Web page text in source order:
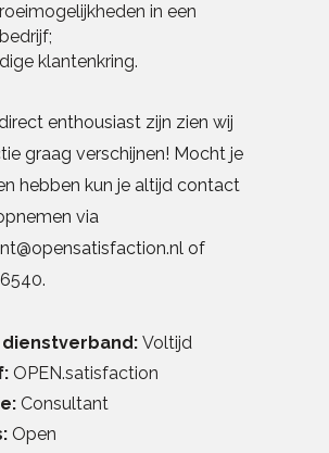
in een
klantenkring.
enthousiast zijn zien wij
graag verschijnen! Mocht je
hebben kun je altijd contact
via
of
Voltijd
OPEN.satisfaction
Consultant
Open